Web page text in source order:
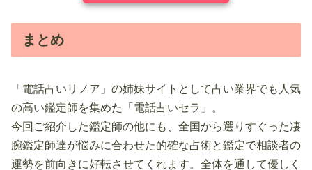
まとめ
「電話占いリノア」の姉妹サイトとして占い業界でも人気
の高い鑑定師を集めた「電話占いセラ」。
今回ご紹介した鑑定師の他にも、全国から選りすぐった凄
腕鑑定師達が悩みに合わせた的確な占術と鑑定で相談者の
運勢を前向きに好転させてくれます。全体を通して優しく